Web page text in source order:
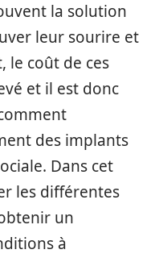
la solution
leur sourire et
le coût de ces
et il est donc
des implants
Dans cet
les différentes
un
à